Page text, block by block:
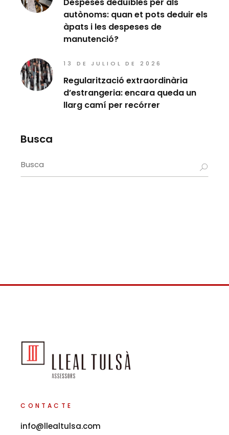
autònoms: quan et pots deduir els
àpats i les despeses de
manutenció?
13 DE JULIOL DE 2026
Regularització extraordinària
d’estrangeria: encara queda un
llarg camí per recórrer
Busca
Search
for:
CONTACTE
info@llealtulsa.com